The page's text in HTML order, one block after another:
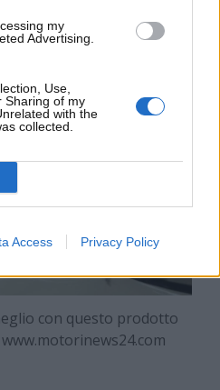
my
Advertising.
Use,
Sharing of my
with the
collected.
Access Privacy Policy
con questo prodotto